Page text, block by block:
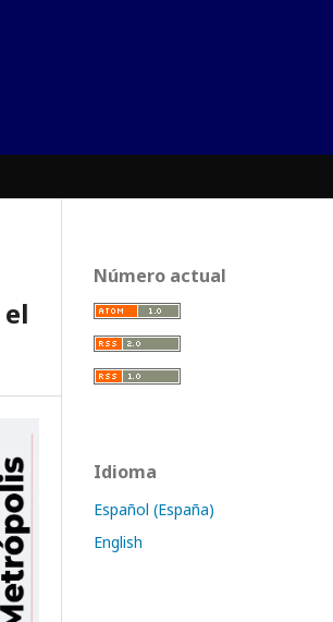
Número actual
Idioma
Español (España)
English